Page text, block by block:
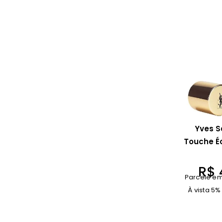
Yves
Touche
R$
Parcele
À vista